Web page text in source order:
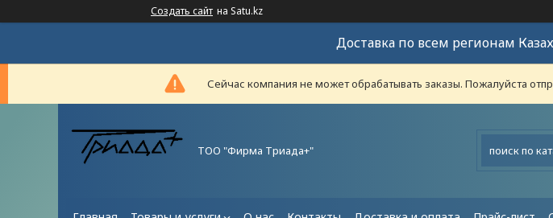
Создать сайт на Satu.kz
Доставка по всем регионам
Сейчас компания не может обрабатывать заказы. Пожалуйста
ТОО "Фирма Триада+"